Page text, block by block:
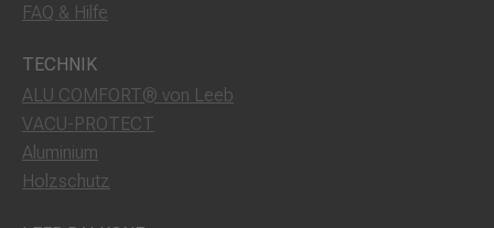
FAQ & Hilfe
TECHNIK
ALU COMFORT® von Leeb
VACU-PROTECT
Aluminium
Holzschutz